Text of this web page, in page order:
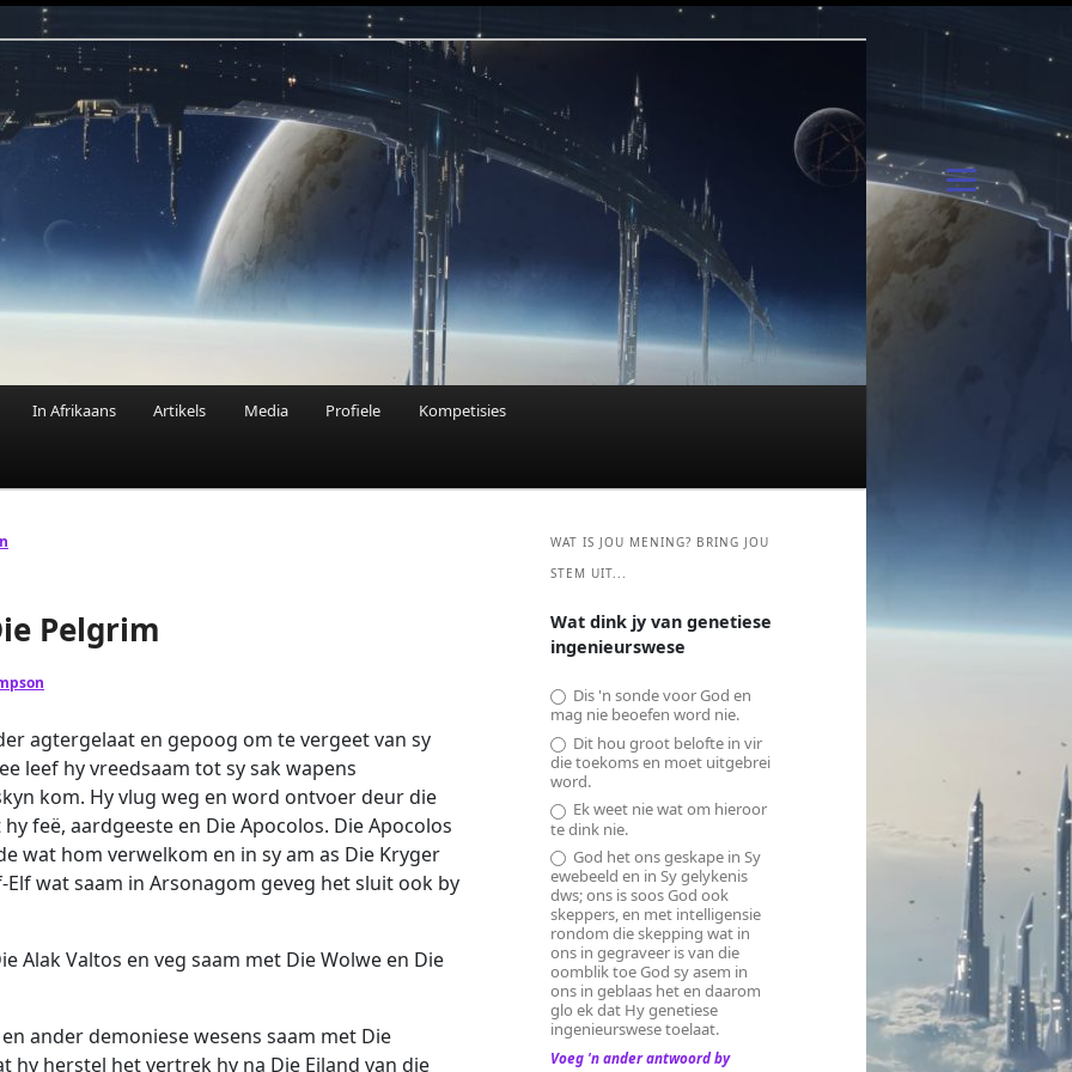
In Afrikaans Artikels Media Profiele Kompetisies
Pelgrim
agtergelaat en gepoog om te vergeet van sy
leef hy vreedsaam tot sy sak wapens
kom. Hy vlug weg en word ontvoer deur die
feë, aardgeeste en Die Apocolos. Die Apocolos
wat hom verwelkom en in sy am as Die Kryger
Elf wat saam in Arsonagom geveg het sluit ook by
Alak Valtos en veg saam met Die Wolwe en Die
ander demoniese wesens saam met Die
hy herstel het vertrek hy na Die Eiland van die
WAT IS JOU MENING? BRING JOU
STEM UIT...
Wat dink jy van genetiese
ingenieurswese
Dis 'n sonde voor God en
mag nie beoefen word nie.
Dit hou groot belofte in vir
die toekoms en moet uitgebrei
word.
Ek weet nie wat om hieroor
te dink nie.
God het ons geskape in Sy
ewebeeld en in Sy gelykenis
dws; ons is soos God ook
skeppers, en met intelligensie
rondom die skepping wat in
ons in gegraveer is van die
oomblik toe God sy asem in
ons in geblaas het en daarom
glo ek dat Hy genetiese
ingenieurswese toelaat.
Voeg 'n ander antwoord by